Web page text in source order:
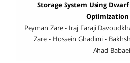
Storage System Using
Peyman Zare - Iraj Faraji
Zare - Hossein Ghadimi -
Ahad